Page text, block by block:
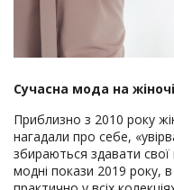
Сучасна мода на
Приблизно з 2010 року
нагадали про себе,
збираються здавати
модні покази 2019 року,